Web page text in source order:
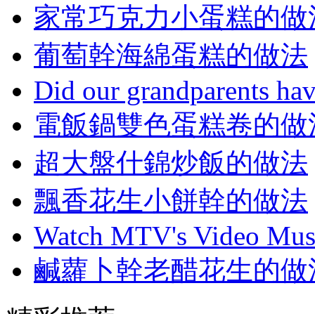
家常巧克力小蛋糕的做
葡萄幹海綿蛋糕的做法
Did our grandparents
電飯鍋雙色蛋糕卷的做
超大盤什錦炒飯的做法
飄香花生小餅幹的做法
Watch MTV's Video
鹹蘿卜幹老醋花生的做